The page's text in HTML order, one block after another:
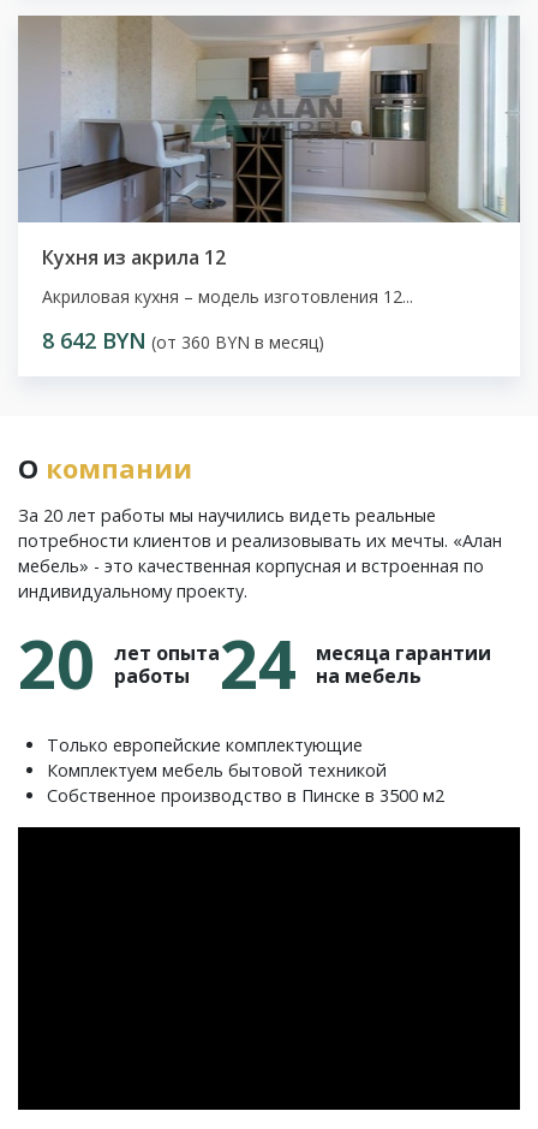
Кухня из акрила 12
Акриловая кухня – модель изготовления 12...
8 642 BYN (от 360 BYN в месяц)
О компании
За 20 лет работы мы научились видеть реальные
потребности клиентов и реализовывать их мечты. «Алан
мебель» - это качественная корпусная и встроенная по
индивидуальному проекту.
20
лет опыта
работы
24
месяца гарантии
на мебель
Только европейские комплектующие
Комплектуем мебель бытовой техникой
Собственное производство в Пинске в 3500 м2